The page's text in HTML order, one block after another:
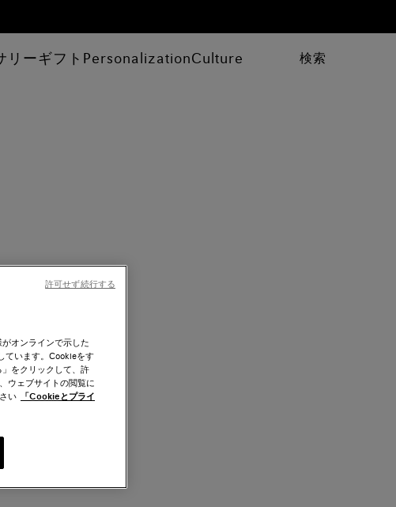
リーギフト PersonalizationCulture 検索
オンラインで示した
ています。Cookieをす
をクリックして、許
ウェブサイトの閲覧に
い
「Cookieとプライ
許可せず続行する